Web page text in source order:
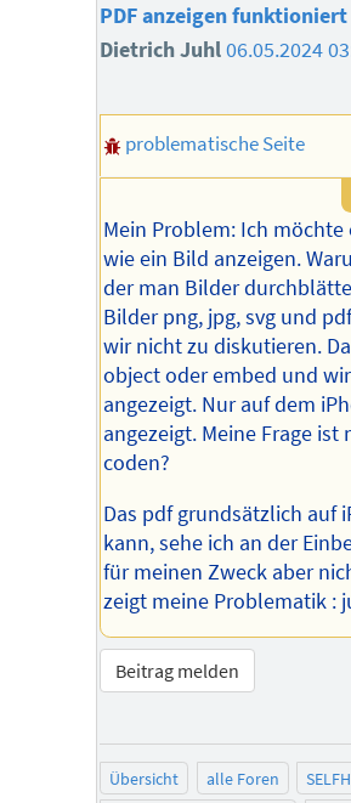
PDF anzeigen
Dietrich Juhl06.05.2024
problematische Seite
Mein Problem: Ich möchte
wie ein Bild anzeigen.
der man Bilder
Bilder png, jpg, svg und
wir nicht zu diskutieren.
object oder embed und
angezeigt. Nur auf dem
angezeigt. Meine Frage ist
coden?
Das pdf grundsätzlich auf
kann, sehe ich an der
für meinen Zweck aber
zeigt meine Problematik :
Beitrag melden
Übersicht alle Foren